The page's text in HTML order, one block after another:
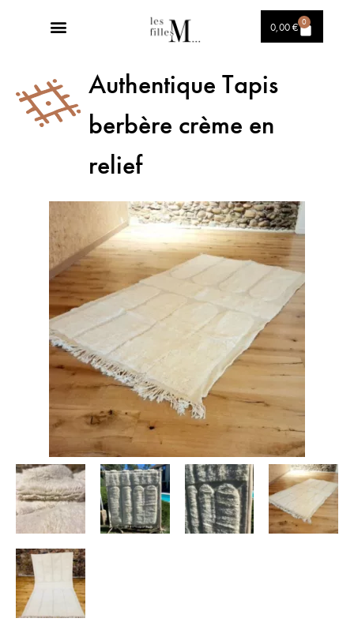
0,00€ 0
Authentique Tapis
berbère crème en
relief